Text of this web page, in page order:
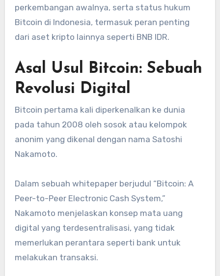
perkembangan awalnya, serta status hukum
Bitcoin di Indonesia, termasuk peran penting
dari aset kripto lainnya seperti BNB IDR.
Asal Usul Bitcoin: Sebuah
Revolusi Digital
Bitcoin pertama kali diperkenalkan ke dunia
pada tahun 2008 oleh sosok atau kelompok
anonim yang dikenal dengan nama Satoshi
Nakamoto.
Dalam sebuah whitepaper berjudul “Bitcoin: A
Peer-to-Peer Electronic Cash System,”
Nakamoto menjelaskan konsep mata uang
digital yang terdesentralisasi, yang tidak
memerlukan perantara seperti bank untuk
melakukan transaksi.